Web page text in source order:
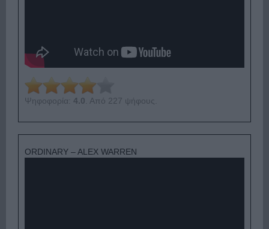
Ψηφοφορία: 4.0 . Από 227 ψήφους.
ORDINARY – ALEX WARREN